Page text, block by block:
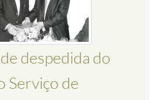
despedida do
Serviço de